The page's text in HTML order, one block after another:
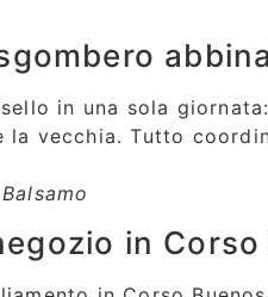
in una sola
vecchia. Tutto
in Corso